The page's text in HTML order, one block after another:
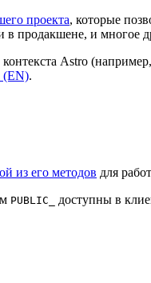
проекта, которые
в продакшене, и многое
Astro
(EN).
из его методов для
PUBLIC_
доступны в